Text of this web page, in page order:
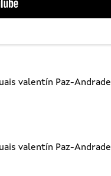
valentín Paz-Andrade
valentín Paz-Andrade